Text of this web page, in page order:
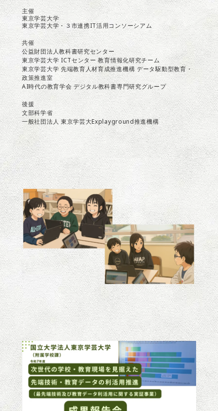
主催
東京学芸大学
東京学芸大学・３市連携IT活用コンソーシアム
共催
公益財団法人教科書研究センター
東京学芸大学 ICTセンター 教育情報化研究チーム
東京学芸大学 先端教育人材育成推進機構 データ駆動型教育・
政策推進室
AI時代の教育学会 デジタル教科書専門研究グループ
後援
文部科学省
一般社団法人 東京学芸大Explayground推進機構